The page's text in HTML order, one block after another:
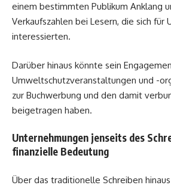
einem bestimmten Publikum Anklang
Verkaufszahlen bei Lesern, die sich für
interessierten.
Darüber hinaus könnte sein
Umweltschutzveranstaltungen und -
zur Buchwerbung und den damit
beigetragen haben.
Unternehmungen jenseits des
finanzielle Bedeutung
Über das traditionelle Schreiben